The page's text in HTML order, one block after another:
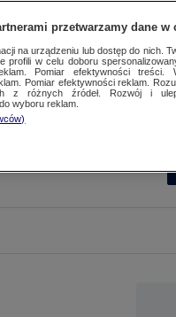
przetwarzamy dane w
na urządzeniu lub dostęp do nich.
profili w celu doboru
Pomiar efektywności treści.
Pomiar efektywności reklam.
z różnych źródeł. Rozwój i
wyboru reklam.